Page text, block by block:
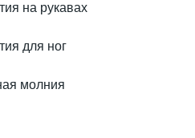
на рукавах
для ног
молния